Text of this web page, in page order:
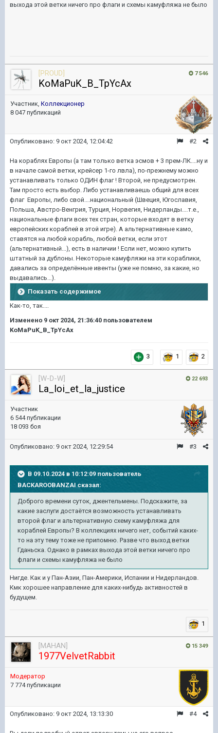
выхода этой ветки ничего про флаги и схемы камуфляжа не было
7 546
[PROUD]
KoMaPuK_B_TpYcAx
Участник, Коллекционер
8 047 публикаций
#2
Опубликовано: 9 окт 2024, 12:04:42
На кораблях Европы (а там только ветка эсмов + 3 прем-ЛК....ну и
в начале самой ветки, крейсер 1-го лвла), по-прежнему можно
устанавливать только ОДИН флаг ! Второй, не предусмотрен.
Там просто есть выбор. Либо устанавливаешь общий для всех
флаг Европы, либо свой....национальный (Швеция, Югославия,
Польша, Австро-Венгрия, Турция, Норвегия, Нидерланды....т.е.,
национальные флаги всех тех стран, которые входят в ветку
европейских кораблей в этой игре). А альтернативные камо,
ставятся на любой корабль, любой ветки, если этот
(альтернативный...), есть в наличии ! Если нет, можно купить
штатный за дублоны. Некоторые камуфляжи на эти кораблики,
давались за определённые ивенты (уже не помню, за какие, но
выдавались...).
Показать содержимое
Как-то, так....
Изменено 9 окт 2024, 21:36:40 пользователем
KoMaPuK_B_TpYcAx
3 1 2
22 693
[W-D-W]
La_loi_et_la_justice
Участник
6 544 публикации
18 093 боя
#3
Опубликовано: 9 окт 2024, 12:29:54
В 09.10.2024 в 10:12:09 пользователь
BACKAROOBANZAI сказал:
Доброго времени суток, джентельмены. Подскажите, за
какие заслуги достаётся возможность устанавливать
второй флаг и альтернативную схему камуфляжа для
кораблей Европы? В коллекциях ничего нет, событий каких-
то на эту тему тоже не припомню. Разве что выход ветки
Гданьска. Однако в рамках выхода этой ветки ничего про
флаги и схемы камуфляжа не было
Нигде. Как и у Пан-Азии, Пан-Америки, Испании и Нидерландов.
Кмк хорошее направление для каких-нибудь активностей в
будущем.
1
15 349
[MAHAN]
1977VelvetRabbit
Модератор
7 774 публикации
#4
Опубликовано: 9 окт 2024, 13:13:30